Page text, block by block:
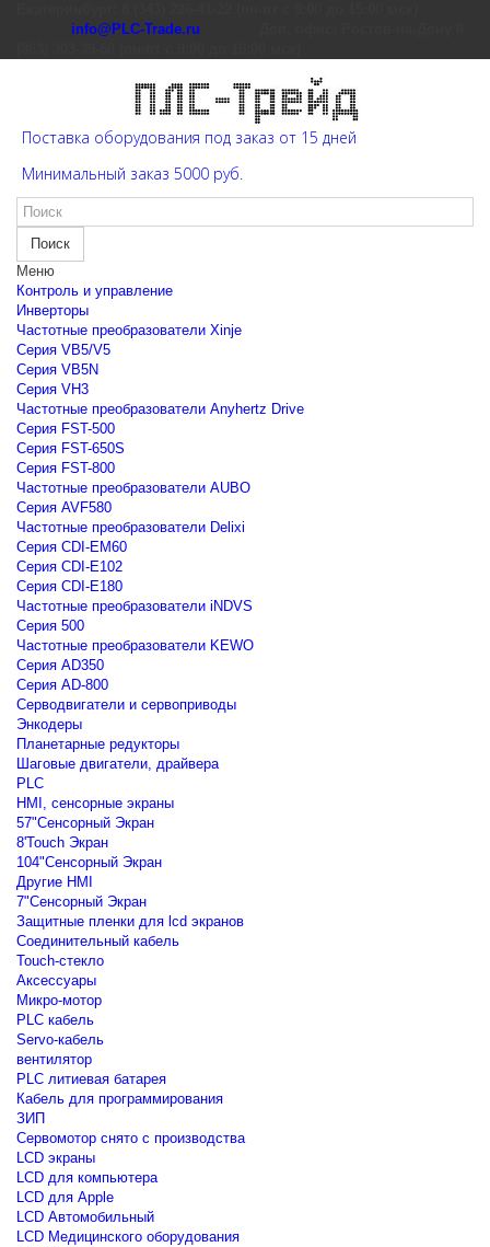
info@PLC-Trade.ru
Поставка оборудования под заказ от 15 дней
Минимальный заказ 5000 руб.
Поиск
Меню
Контроль и управление
Инверторы
Частотные преобразователи Xinje
Cерия VB5/V5
Cерия VB5N
Cерия VH3
Частотные преобразователи Anyhertz Drive
Серия FST-500
Серия FST-650S
Серия FST-800
Частотные преобразователи AUBO
Серия AVF580
Частотные преобразователи Delixi
Серия CDI-EM60
Серия CDI-E102
Серия CDI-E180
Частотные преобразователи iNDVS
Серия 500
Частотные преобразователи KEWO
Серия AD350
Серия AD-800
Серводвигатели и сервоприводы
Энкодеры
Планетарные редукторы
Шаговые двигатели, драйвера
PLC
HMI, сенсорные экраны
57"Сенсорный Экран
8'Touch Экран
104"Сенсорный Экран
Другие HMI
7"Сенсорный Экран
Защитные пленки для lcd экранов
Соединительный кабель
Touch-стекло
Аксессуары
Микро-мотор
PLC кабель
Servo-кабель
вентилятор
PLC литиевая батарея
Кабель для программирования
ЗИП
Сервомотор снято с производства
LCD экраны
LCD для компьютера
LCD для Apple
LCD Автомобильный
LCD Медицинского оборудования